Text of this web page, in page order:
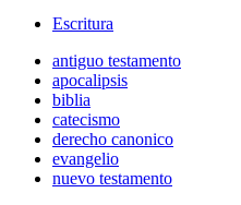
Escritura
antiguo testamento
apocalipsis
biblia
catecismo
derecho canonico
evangelio
nuevo testamento